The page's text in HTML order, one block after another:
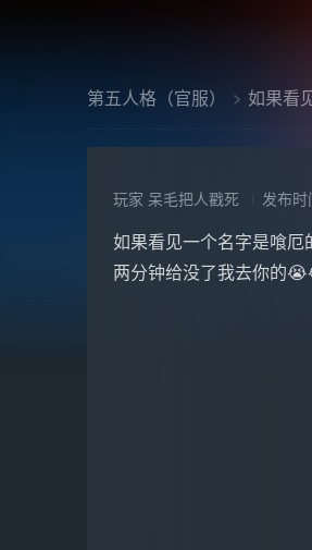
第五人格（官服） 如果看
玩家 呆毛把人戳死 发布时
如果看见一个名字是喰厄
两分钟给没了我去你的